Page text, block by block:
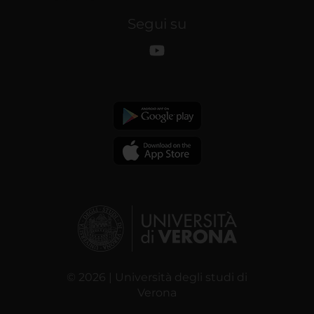
Segui su
© 2026 | Università degli studi di
Verona